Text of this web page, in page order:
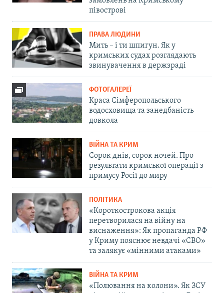
півострові
ПРАВА ЛЮДИНИ
Мить – і ти шпигун. Як у
кримських судах розглядають
звинувачення в держзраді
ФОТОГАЛЕРЕЇ
Краса Сімферопольського
водосховища та занедбаність
довкола
ВІЙНА ТА КРИМ
Сорок днів, сорок ночей. Про
результати кримської операції з
примусу Росії до миру
ПОЛІТИКА
«Короткострокова акція
перетворилася на війну на
виснаження»: Як пропаганда РФ
у Криму пояснює невдачі «СВО»
та залякує «мінними атаками»
ВІЙНА ТА КРИМ
«Полювання на колони». Як ЗСУ